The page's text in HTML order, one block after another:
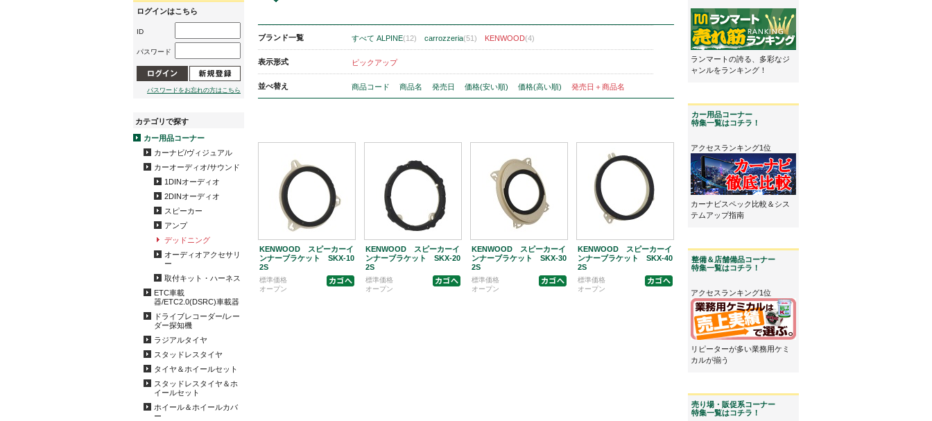
ログインはこちら
ID
パスワード
パスワードをお忘れの方はこちら
カテゴリで探す
カー用品コーナー
カーナビ/ヴィジュアル
カーオーディオ/サウンド
1DINオーディオ
2DINオーディオ
スピーカー
アンプ
デッドニング
オーディオアクセサリ
ー
取付キット・ハーネス
ETC車載
器/ETC2.0(DSRC)車載器
ドライブレコーダー/レー
ダー探知機
ラジアルタイヤ
スタッドレスタイヤ
タイヤ＆ホイールセット
スタッドレスタイヤ＆ホ
イールセット
ホイール＆ホイールカバ
ー
ブランド一覧 すべて ALPINE(12) carrozzeria(51) KENWOOD(4)
表示形式 ピックアップ
並べ替え 商品コード 商品名 発売日 価格(安い順) 価格(高い順) 発売日＋商品名
KENWOOD スピーカーイ
ンナーブラケット SKX-10
2S
標準価格
オープン
KENWOOD スピーカーイ
ンナーブラケット SKX-20
2S
標準価格
オープン
KENWOOD スピーカーイ
ンナーブラケット SKX-30
2S
標準価格
オープン
KENWOOD スピーカーイ
ンナーブラケット SKX-40
2S
標準価格
オープン
ランマートの誇る、多彩なジ
ャンルをランキング！
カー用品コーナー
特集一覧はコチラ！
アクセスランキング1位
カーナビスペック比較＆シス
テムアップ指南
整備＆店舗備品コーナー
特集一覧はコチラ！
アクセスランキング1位
リピーターが多い業務用ケミ
カルが揃う
売り場・販促系コーナー
特集一覧はコチラ！